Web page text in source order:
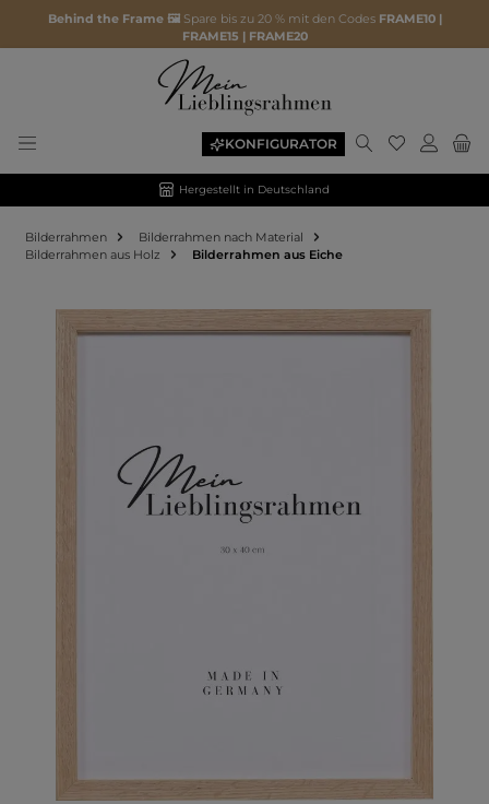
Behind the Frame 🖼️ Spare bis zu 20 % mit den Codes FRAME10 |
FRAME15 | FRAME20
KONFIGURATOR
Hergestellt in Deutschland
Bilderrahmen
Bilderrahmen nach Material
Bilderrahmen aus Holz
Bilderrahmen aus Eiche